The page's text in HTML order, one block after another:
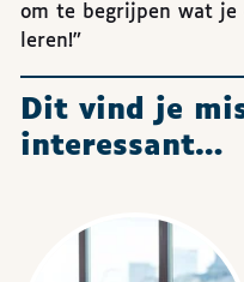
om te begrijpen wat je
leren!”
Dit vind je
interessant…